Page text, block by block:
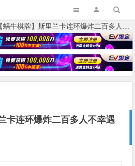
【蜗牛棋牌】斯里兰卡连环爆炸二百多人不幸遇难 国际社会怒了
卡连环爆炸二百多人不幸遇